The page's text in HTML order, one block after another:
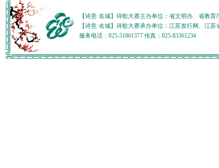
【诗意·名城】诗歌大赛主办单位：省文明办、省教
【诗意·名城】诗歌大赛承办单位：江苏发行网、江
服务电话：025-51861377 传真：025-83361234